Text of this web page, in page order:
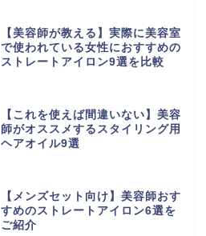
【美容師が教える】実際に美容室
で使われている女性におすすめの
ストレートアイロン9選を比較
【これを使えば間違いない】美容
師がオススメするスタイリング用
ヘアオイル9選
【メンズセット向け】美容師おす
すめのストレートアイロン6選を
ご紹介